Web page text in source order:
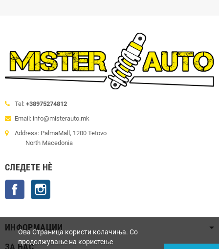
Tel: +38975274812
Email: info@misterauto.mk
Address: PalmaMall, 1200 Tetovo
North Macedonia
СЛЕДЕТЕ НÈ
Facebook
ИНФОРМАЦИИ
Ова Страница користи колачиња. Со
продолжување на користење